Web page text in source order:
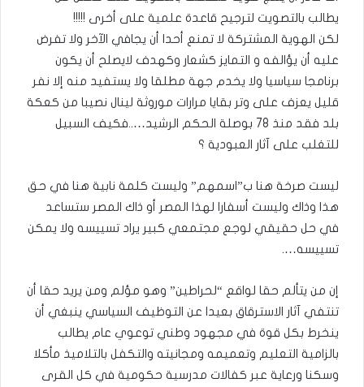
يطالب بالتصويت لترجيح قاعدة علمية على أخرى !!!!!
لكن الهوية المشتركة لا تمنع أحدا أن يجافي الآخر ولا تفرض
عليه أن يؤالفه و التمايز كشعار وكهدف لايصلح أن يكون
برنامجا سياسيا ولا يخدم جهة مطلقا ولا يستفيد منه إلا نفر
قليل يعزف على وتر بقايا مرارات موروثة لينال نصيبا من كعكة
بلد فقد منذ 78 بوصلة الحكم الرشيد…..فكيف السبيل
للتغلب على آثار العبودية ؟
ليست صرخة هنا ب”اسمهم” وليست كلمة نابية هنا في حق
هذا وذاك وليست أسفارا لهذا المصر أو ذاك المصر ستساعد
في حل حقيقي لوجع مجتمعي كبير يراد تسييسه ولا يمكن
تسييسه….
إن من يتألم حقا لواقع “لحراطين” وهو مؤلم ومن يريد حقا أن
تنتفي آثار الاسترقاق بعيدا عن التوظيف السياسي ينبغي أن
ينخرط بكل قوة في مجهود وطني توعوي عام يطالب
بالزامية التعليم وتعميمه ومجانيته والتكفل بالتلاميذ مأكلا
وسكنا ورعاية عبر كفالات مدرسية حكومية في كل القرى